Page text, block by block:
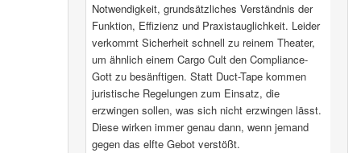
Notwendigkeit, grundsätzliches Verständnis der
Funktion, Effizienz und Praxistauglichkeit. Leider
verkommt Sicherheit schnell zu reinem Theater,
um ähnlich einem Cargo Cult den Compliance-
Gott zu besänftigen. Statt Duct-Tape kommen
juristische Regelungen zum Einsatz, die
erzwingen sollen, was sich nicht erzwingen lässt.
Diese wirken immer genau dann, wenn jemand
gegen das elfte Gebot verstößt.